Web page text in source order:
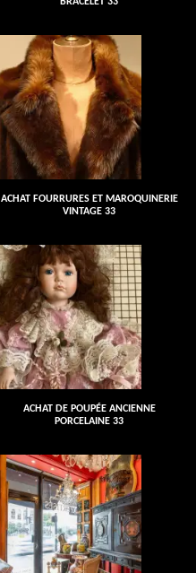
ACHAT FOURRURES ET MAROQUINERIE
VINTAGE 33
ACHAT DE POUPÉE ANCIENNE
PORCELAINE 33